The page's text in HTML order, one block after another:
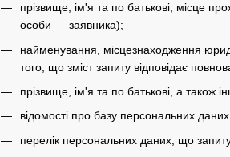
прізвище, ім'я та по батькові, місце
особи — заявника);
найменування, місцезнаходження
того, що зміст запиту відповідає
прізвище, ім'я та по батькові, а також
відомості про базу персональних
перелік персональних даних, що